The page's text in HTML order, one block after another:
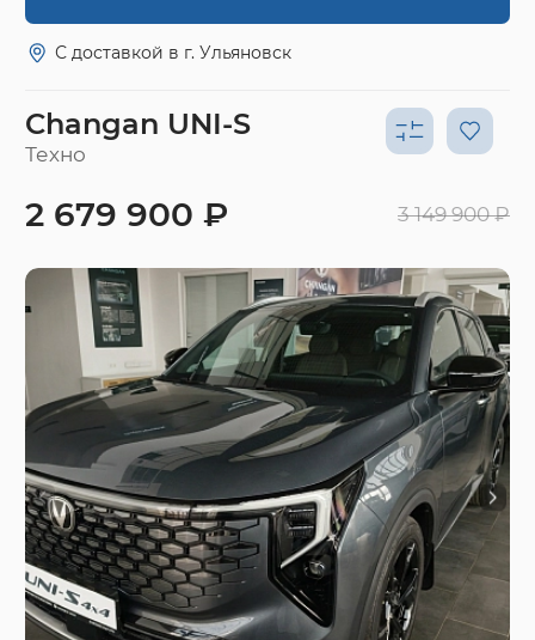
С доставкой в г. Ульяновск
Changan UNI-S
Техно
2 679 900 ₽ 3 149 900 ₽